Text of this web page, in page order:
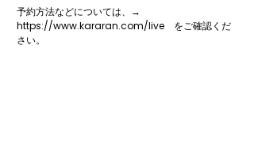
予約方法などについては、→
https://www.kararan.com/live　をご確認くだ
さい。